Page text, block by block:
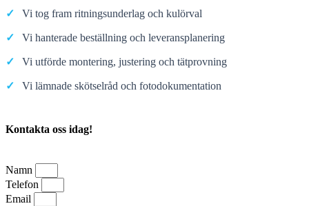
✓ Vi tog fram ritningsunderlag och kulörval
✓ Vi hanterade beställning och leveransplanering
✓ Vi utförde montering, justering och tätprovning
✓ Vi lämnade skötselråd och fotodokumentation
Kontakta oss idag!
Namn
Telefon
Email